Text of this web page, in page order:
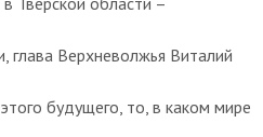
глава Верхневолжья Виталий
будущего, то, в каком мире